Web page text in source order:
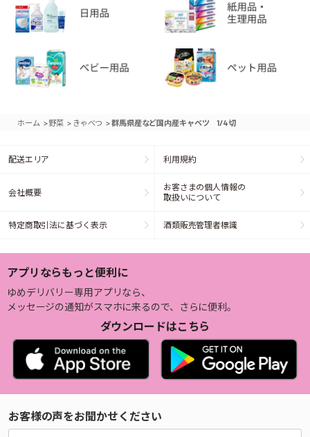
ホーム >野菜 > きゃべつ >群馬県産など国内産キャベツ 1/4切
配送エリア 利用規約
会社概要
お客さまの個人情報の
取扱いについて
特定商取引法に基づく表示 酒類販売管理者標識
アプリならもっと便利に
ゆめデリバリー専用アプリなら、
メッセージの通知がスマホに来るので、さらに便利。
ダウンロードはこちら
お客様の声をお聞かせください